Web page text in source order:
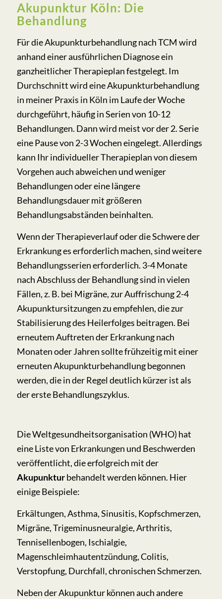
Akupunktur Köln: Die
Behandlung
Für die Akupunkturbehandlung nach TCM wird
anhand einer ausführlichen Diagnose ein
ganzheitlicher Therapieplan festgelegt. Im
Durchschnitt wird eine Akupunkturbehandlung
in meiner Praxis in Köln im Laufe der Woche
durchgeführt, häufig in Serien von 10-12
Behandlungen. Dann wird meist vor der 2. Serie
eine Pause von 2-3 Wochen eingelegt. Allerdings
kann Ihr individueller Therapieplan von diesem
Vorgehen auch abweichen und weniger
Behandlungen oder eine längere
Behandlungsdauer mit größeren
Behandlungsabständen beinhalten.
Wenn der Therapieverlauf oder die Schwere der
Erkrankung es erforderlich machen, sind weitere
Behandlungsserien erforderlich. 3-4 Monate
nach Abschluss der Behandlung sind in vielen
Fällen, z. B. bei Migräne, zur Auffrischung 2-4
Akupunktursitzungen zu empfehlen, die zur
Stabilisierung des Heilerfolges beitragen. Bei
erneutem Auftreten der Erkrankung nach
Monaten oder Jahren sollte frühzeitig mit einer
erneuten Akupunkturbehandlung begonnen
werden, die in der Regel deutlich kürzer ist als
der erste Behandlungszyklus.
Die Weltgesundheitsorganisation (WHO) hat
eine Liste von Erkrankungen und Beschwerden
veröffentlicht, die erfolgreich mit der
Akupunkturbehandelt werden können. Hier
einige Beispiele:
Erkältungen, Asthma, Sinusitis, Kopfschmerzen,
Migräne, Trigeminusneuralgie, Arthritis,
Tennisellenbogen, Ischialgie,
Magenschleimhautentzündung, Colitis,
Verstopfung, Durchfall, chronischen Schmerzen.
Neben der Akupunktur können auch andere